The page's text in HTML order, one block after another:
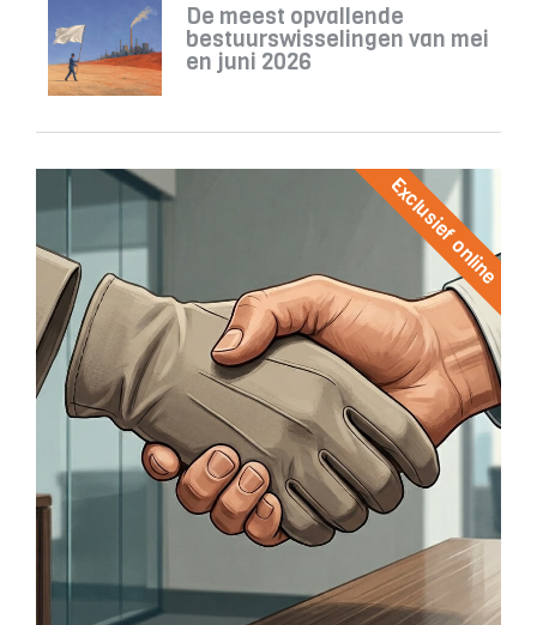
De meest opvallende
bestuurswisselingen van mei
en juni 2026
Exclusief online